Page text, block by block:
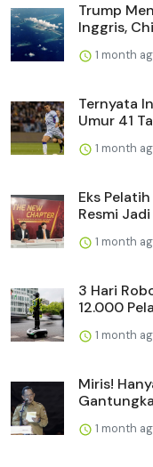
Trump
Inggris,
1 month
Ternyata
Umur 41
1 month
Eks
Resmi Jadi
1 month
3 Hari
12.000
1 month
Miris!
1 month